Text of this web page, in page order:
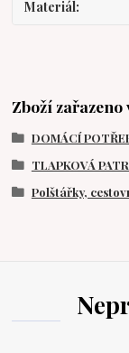
Materiál
Zboží
DOMÁCÍ
TLAPKOVÁ
Polštářky,